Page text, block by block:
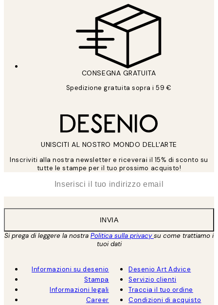
CONSEGNA GRATUITA
Spedizione gratuita sopra i 59 €
UNISCITI AL NOSTRO MONDO DELL'ARTE
Inscriviti alla nostra newsletter e riceverai il 15% di sconto su
tutte le stampe per il tuo prossimo acquisto!
INVIA
Si prega di leggere la nostra Politica sulla privacysu come trattiamo i
tuoi dati
Informazioni su desenio
Stampa
Informazioni legali
Career
Desenio Art Advice
Servizio clienti
Traccia il tuo ordine
Condizioni di acquisto